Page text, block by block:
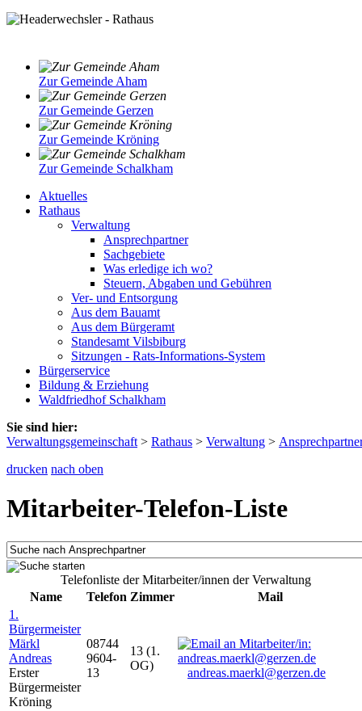
Zur Gemeinde Aham
Zur Gemeinde Gerzen
Zur Gemeinde Kröning
Zur Gemeinde Schalkham
Aktuelles
Rathaus
Verwaltung
Ansprechpartner
Sachgebiete
Was erledige ich wo?
Steuern, Abgaben und Gebühren
Ver- und Entsorgung
Aus dem Bauamt
Aus dem Bürgeramt
Standesamt Vilsbiburg
Sitzungen - Rats-Informations-System
Bürgerservice
Bildung & Erziehung
Waldfriedhof Schalkham
Sie sind hier:
Verwaltungsgemeinschaft > Rathaus > Verwaltung >
drucken nach oben
Mitarbeiter-Telefon-Liste
Telefonliste der Mitarbeiter/innen der Verwaltung
Name
Telefon Zimmer
Mail
1.
Bürgermeister
Märkl
Andreas
Erster
Bürgermeister
Kröning
08744
9604-
13
13 (1.
OG)
andreas.maerkl@gerzen.de